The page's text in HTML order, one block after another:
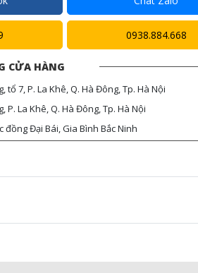
0938.884.668
CỬA HÀNG
7, P. La Khê, Q. Hà Đông, Tp. Hà Nội
La Khê, Q. Hà Đông, Tp. Hà Nội
đồng Đại Bái, Gia Bình Bắc Ninh